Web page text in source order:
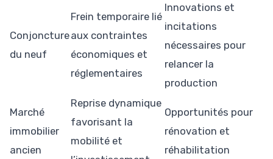
Conjoncture
du neuf
Frein temporaire lié
aux contraintes
économiques et
réglementaires
Innovations et
incitations
nécessaires pour
relancer la
production
Marché
immobilier
ancien
Reprise dynamique
favorisant la
mobilité et
Opportunités pour
rénovation et
réhabilitation